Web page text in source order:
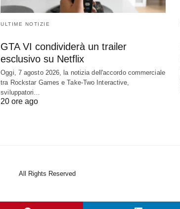
ULTIME NOTIZIE
GTA VI condividerà un trailer
esclusivo su Netflix
Oggi, 7 agosto 2026, la notizia dell'accordo commerciale
tra Rockstar Games e Take-Two Interactive,
sviluppatori…
20 ore ago
All Rights Reserved